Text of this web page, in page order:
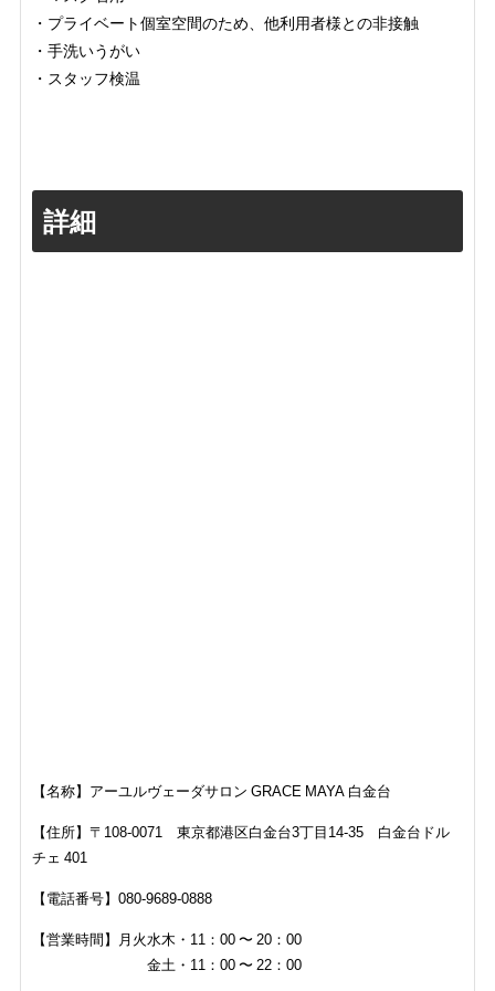
・プライベート個室空間のため、他利用者様との非接触
・手洗いうがい
・スタッフ検温
詳細
【名称】 アーユルヴェーダサロン GRACE MAYA 白金台
【住所】〒108-0071 東京都港区白金台3丁目14-35 白金台ドル
チェ 401
【電話番号】 080-9689-0888
【営業時間】
月火水木・11：00 〜 20：00
金土・11：00 〜 22：00